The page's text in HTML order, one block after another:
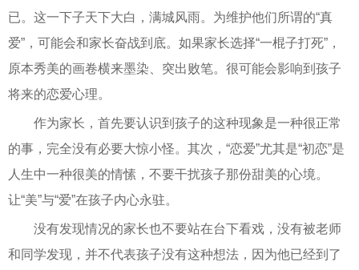
已。这一下子天下大白，满城风雨。为维护他们所谓的“真
爱”，可能会和家长奋战到底。如果家长选择“一棍子打死”，
原本秀美的画卷横来墨染、突出败笔。很可能会影响到孩子
将来的恋爱心理。
作为家长，首先要认识到孩子的这种现象是一种很正常
的事，完全没有必要大惊小怪。其次，“恋爱”尤其是“初恋”是
人生中一种很美的情愫，不要干扰孩子那份甜美的心境。
让“美”与“爱”在孩子内心永驻。
没有发现情况的家长也不要站在台下看戏，没有被老师
和同学发现，并不代表孩子没有这种想法，因为他已经到了